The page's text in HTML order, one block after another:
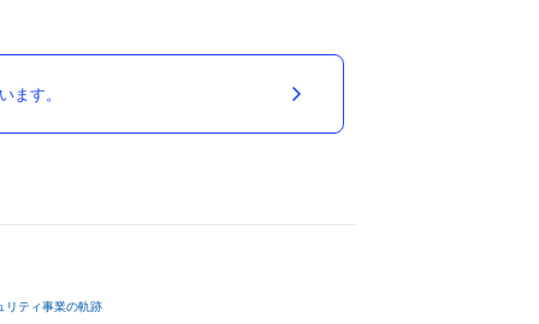
ます。
リティ事業の軌跡